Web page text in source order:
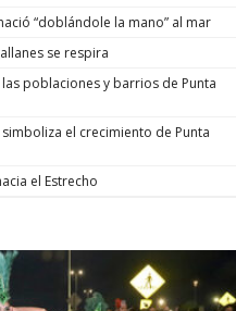
de estos
hoy está
todos los
anunció
“doblándole la mano” al mar
se respira
poblaciones y barrios de Punta
el crecimiento de Punta
el Estrecho